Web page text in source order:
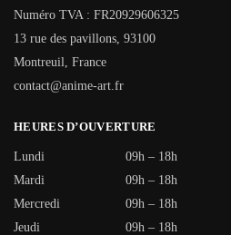
Numéro TVA : FR20929606325
13 rue des pavillons, 93100
Montreuil, France
contact@anime-art.fr
HEURES D’OUVERTURE
Lundi
09h – 18h
Mardi
09h – 18h
Mercredi
09h – 18h
Jeudi
09h – 18h